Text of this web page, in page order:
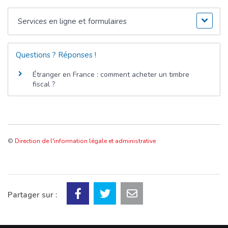
Services en ligne et formulaires
Questions ? Réponses !
Étranger en France : comment acheter un timbre
fiscal ?
© Direction de l'information légale et administrative
Partager sur :